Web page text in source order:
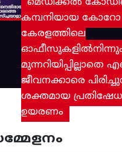
കമ്പനിയായ
കേരളത്തിലെ
മുന്നറിയിപ്പില്ലാതെ
ജീവനക്കാരെ
ശക്തമായ
ഉയരണം